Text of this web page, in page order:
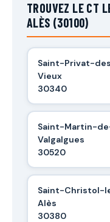
TROUVEZ LE CT
ALÈS (30100)
Saint-Privat-
Vieux
30340
Saint-Martin-
Valgalgues
30520
Saint-Christol-
Alès
30380